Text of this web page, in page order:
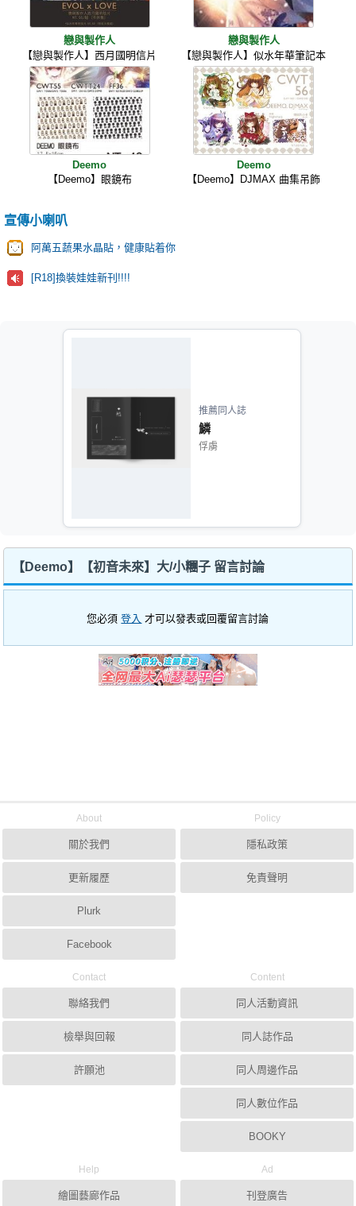
戀與製作人
【戀與製作人】西月國明信片
戀與製作人
【戀與製作人】似水年華筆記本
Deemo
【Deemo】眼鏡布
Deemo
【Deemo】DJMAX 曲集吊飾
宣傳小喇叭
阿萬五蔬果水晶貼，健康貼着你
[R18]換裝娃娃新刊!!!!
推薦同人誌
鱗
俘虜
【Deemo】【初音未來】大/小糰子 留言討論
您必須登入 才可以發表或回覆留言討論
About
關於我們
更新履歷
Plurk
Facebook
Policy
隱私政策
免責聲明
Contact
聯絡我們
檢舉與回報
許願池
Content
同人活動資訊
同人誌作品
同人周邊作品
同人數位作品
BOOKY
Help
繪圖藝廊作品
Ad
刊登廣告